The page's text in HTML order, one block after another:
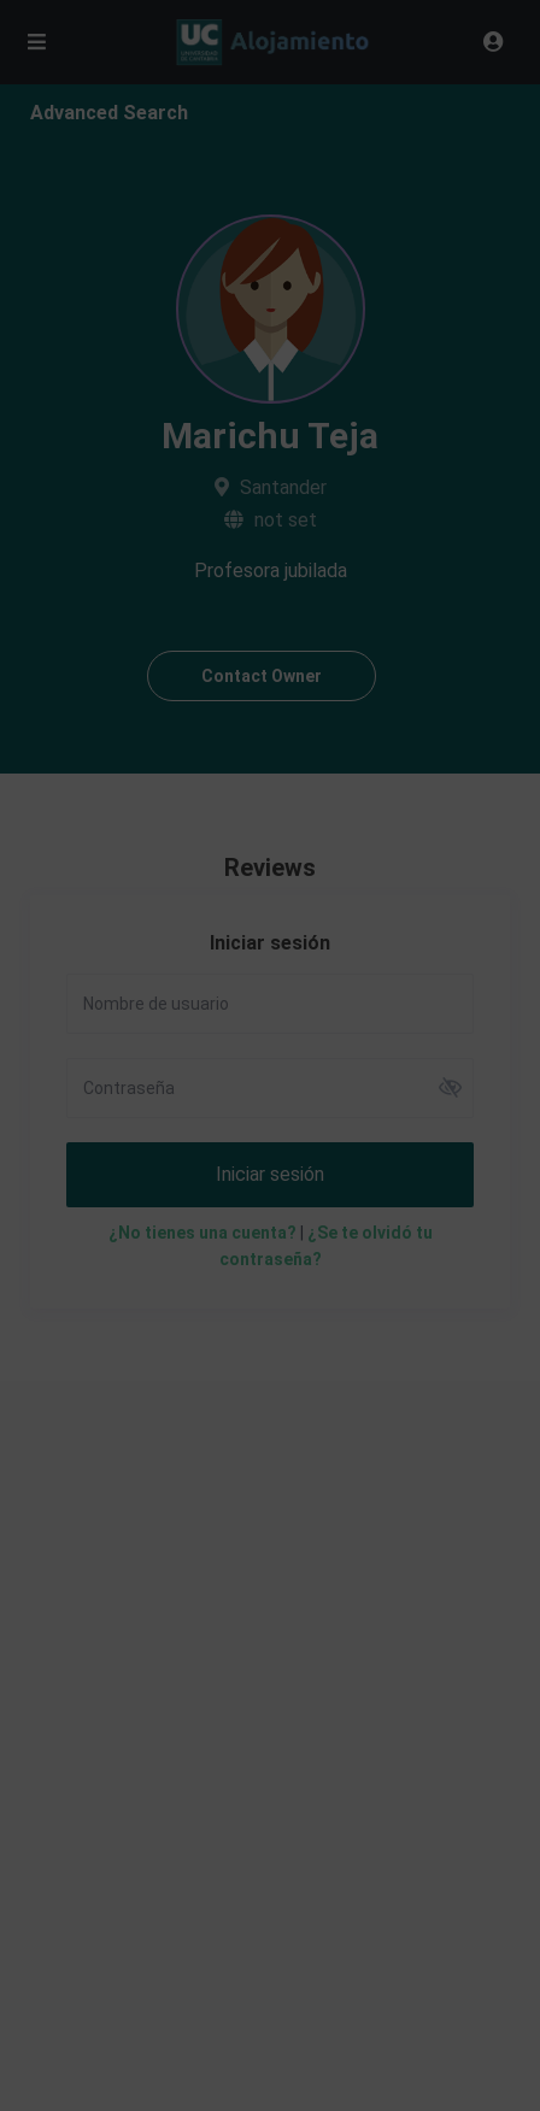
Advanced Search
Marichu Teja
Santander
not set
Profesora jubilada
Contact Owner
Reviews
Iniciar sesión
Iniciar sesión
¿No tienes una cuenta?
¿Se te olvidó tu
contraseña?